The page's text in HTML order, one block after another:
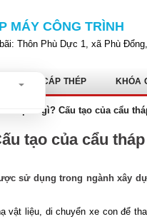
MÁY CÔNG TRÌNH
Thôn Phù Dực 1, xã Phù
CÁP THÉP KHÓA
tháp là gì? Cấu tạo của cẩu
tạo của cẩu tháp
sử dụng trong ngành xây
vật liệu, di chuyển xe con để